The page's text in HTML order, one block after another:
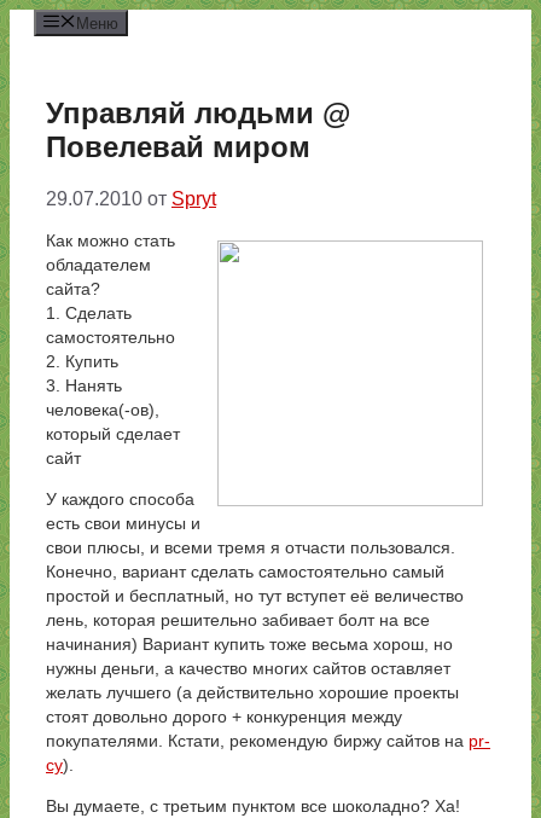
Перейти
к
содержимому
Меню
Управляй людьми @
Повелевай миром
29.07.2010 от Spryt
Как можно стать
обладателем
сайта?
1. Сделать
самостоятельно
2. Купить
3. Нанять
человека(-ов),
который сделает
сайт
У каждого способа
есть свои минусы и
свои плюсы, и всеми тремя я отчасти пользовался.
Конечно, вариант сделать самостоятельно самый
простой и бесплатный, но тут вступет её величество
лень, которая решительно забивает болт на все
начинания) Вариант купить тоже весьма хорош, но
нужны деньги, а качество многих сайтов оставляет
желать лучшего (а действительно хорошие проекты
стоят довольно дорого + конкуренция между
покупателями. Кстати, рекомендую биржу сайтов на pr-
cy).
Вы думаете, с третьим пунктом все шоколадно? Ха!